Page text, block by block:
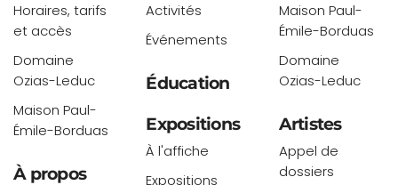
Horaires, tarifs
et accès
Domaine
Ozias-Leduc
Maison Paul-
Émile-Borduas
À propos
Activités
Événements
Éducation
Expositions
À l'affiche
Expositions
Maison Paul-
Émile-Borduas
Domaine
Ozias-Leduc
Artistes
Appel de
dossiers